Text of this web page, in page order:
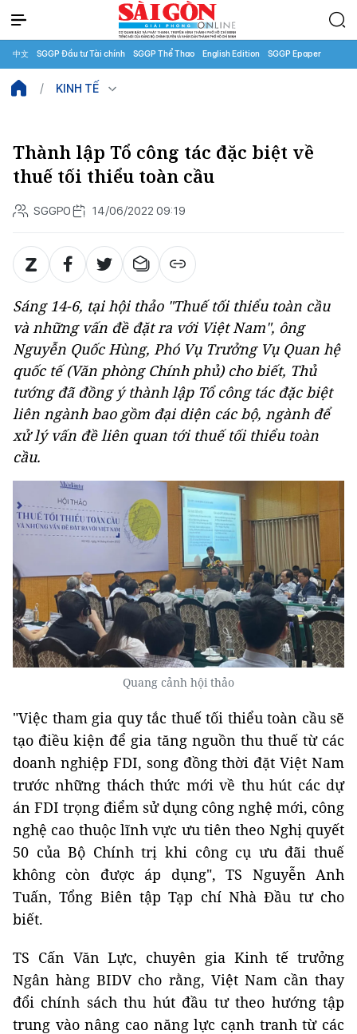
中文 SGGP Đầu tư Tài chính SGGP Thể Thao English Edition SGGP Epaper
KINH TẾ
Thành lập Tổ công tác đặc biệt về
thuế tối thiểu toàn cầu
SGGPO 14/06/2022 09:19
Sáng 14-6, tại hội thảo "Thuế tối thiểu toàn cầu
và những vấn đề đặt ra với Việt Nam", ông
Nguyễn Quốc Hùng, Phó Vụ Trưởng Vụ Quan hệ
quốc tế (Văn phòng Chính phủ) cho biết, Thủ
tướng đã đồng ý thành lập Tổ công tác đặc biệt
liên ngành bao gồm đại diện các bộ, ngành để
xử lý vấn đề liên quan tới thuế tối thiểu toàn
cầu.
Quang cảnh hội thảo
"Việc tham gia quy tắc thuế tối thiểu toàn cầu sẽ
tạo điều kiện để gia tăng nguồn thu thuế từ các
doanh nghiệp FDI, song đồng thời đặt Việt Nam
trước những thách thức mới về thu hút các dự
án FDI trọng điểm sử dụng công nghệ mới, công
nghệ cao thuộc lĩnh vực ưu tiên theo Nghị quyết
50 của Bộ Chính trị khi công cụ ưu đãi thuế
không còn được áp dụng", TS Nguyễn Anh
Tuấn, Tổng Biên tập Tạp chí Nhà Đầu tư cho
biết.
TS Cấn Văn Lực, chuyên gia Kinh tế trưởng
Ngân hàng BIDV cho rằng, Việt Nam cần thay
đổi chính sách thu hút đầu tư theo hướng tập
trung vào nâng cao năng lực cạnh tranh từ các